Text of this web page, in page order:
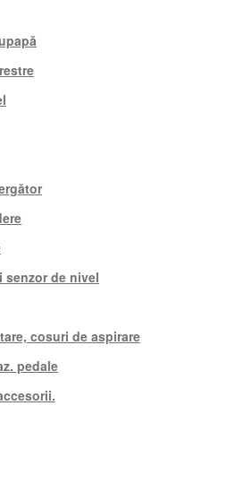
senzor de nivel
cosuri de aspirare
pedale